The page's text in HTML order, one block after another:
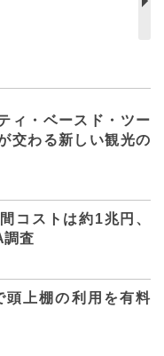
ィ・ベースド・ツー
交わる新しい観光の
コストは約1兆円、
査
上棚の利用を有料